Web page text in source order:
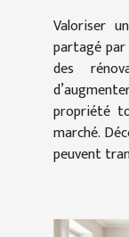
Valoriser
partagé
des
propriété
marché.
peuvent